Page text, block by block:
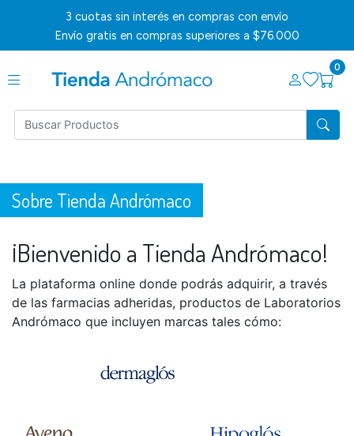
3 cuotas sin interés en compras con envío
Envío gratis en compras superiores a $76.000
0
Sobre Tienda Andrómaco
¡Bienvenido a Tienda Andrómaco!
La plataforma online donde podrás adquirir, a través
de las farmacias adheridas, productos de Laboratorios
Andrómaco que incluyen marcas tales cómo: